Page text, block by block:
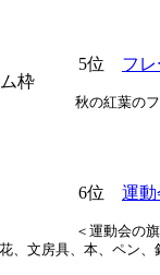
5位 フ
秋の紅葉の
6位 運
＜運動会の
、文房具、本、ペン